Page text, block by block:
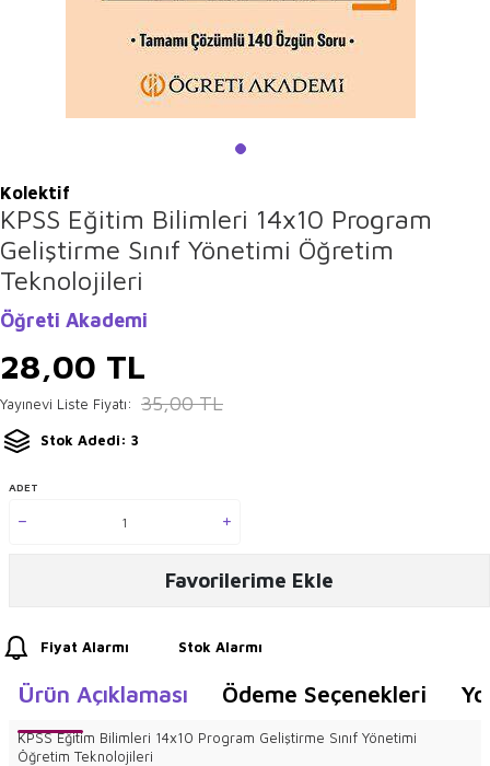
Kolektif
KPSS Eğitim Bilimleri 14x10 Program
Geliştirme Sınıf Yönetimi Öğretim
Teknolojileri
Öğreti Akademi
28,00 TL
Yayınevi Liste Fiyatı: 35,00TL
Stok Adedi: 3
ADET
Favorilerime Ekle
Fiyat Alarmı Stok Alarmı
Ürün Açıklaması Ödeme Seçenekleri
KPSS Eğitim Bilimleri 14x10 Program Geliştirme Sınıf Yönetimi
Öğretim Teknolojileri